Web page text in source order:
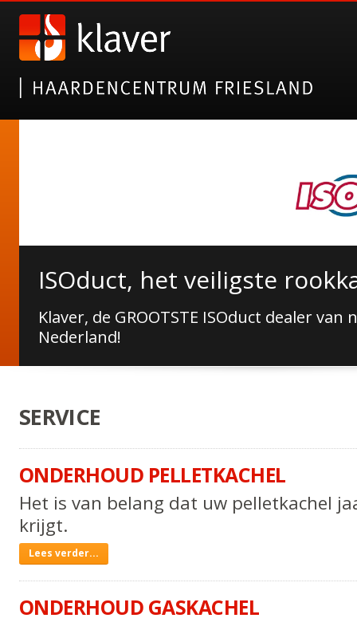
ISOduct, het veiligste
Klaver, de GROOTSTE ISOduct dealer van
Nederland!
SERVICE
ONDERHOUD PELLETKACHEL
Het is van belang dat uw pelletkachel
krijgt.
Onderhoud
Lees verder...
ONDERHOUD GASKACHEL